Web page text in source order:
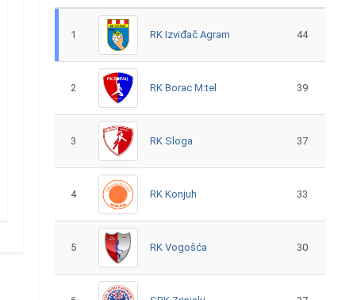
1 RK Izviđač Agram 44
2 RK Borac M:tel 39
3 RK Sloga 37
4 RK Konjuh 33
5 RK Vogošća 30